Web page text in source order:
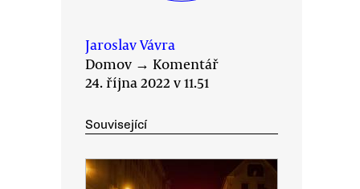
Jaroslav Vávra
Domov → Komentář
24. října 2022 v 11.51
Související